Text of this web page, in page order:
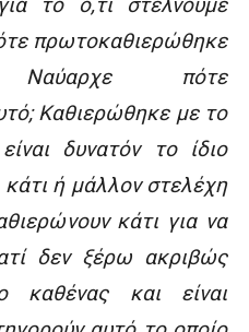
πρωτοκαθιερώθηκε
πότε
Καθιερώθηκε με το
δυνατόν το ίδιο
ή μάλλον στελέχη
κάτι για να
δεν ξέρω ακριβώς
και είναι